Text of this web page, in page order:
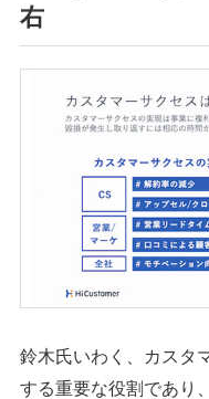
右
鈴木氏いわく、カスタ
する重要な役割であり